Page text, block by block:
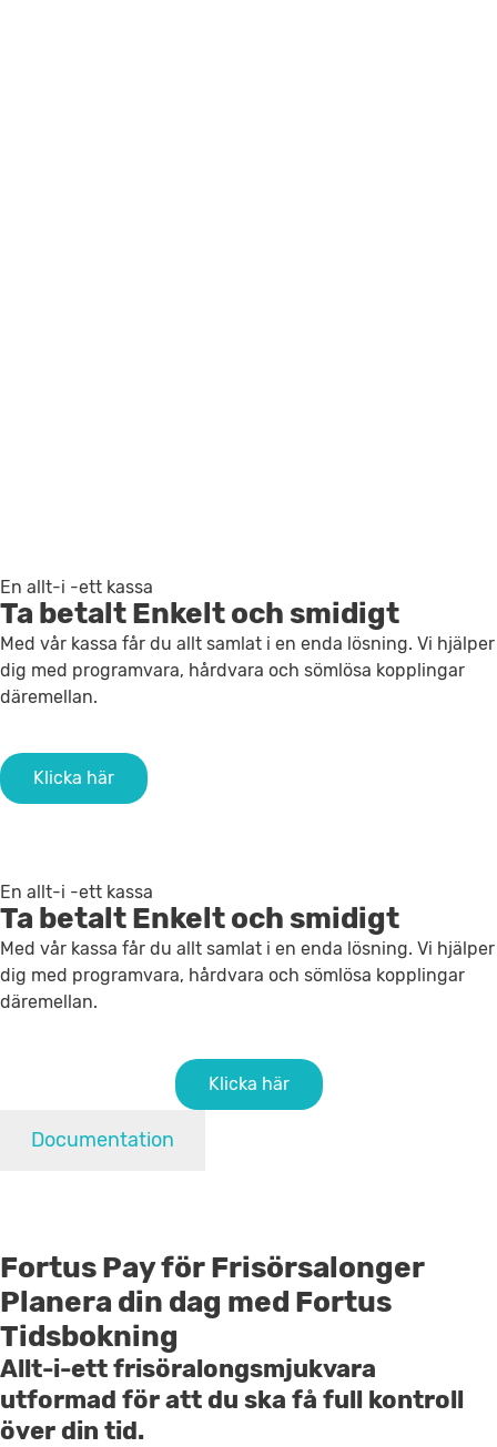
En allt-i -ett kassa
Ta betaltEnkelt och smidigt
Med vår kassa får du allt samlat i en enda lösning. Vi hjälper
dig med programvara, hårdvara och sömlösa kopplingar
däremellan.
Klicka här
En allt-i -ett kassa
Ta betaltEnkelt och smidigt
Med vår kassa får du allt samlat i en enda lösning. Vi hjälper
dig med programvara, hårdvara och sömlösa kopplingar
däremellan.
Klicka här
Documentation
Fortus Pay för Frisörsalonger
Planera din dag med Fortus
Tidsbokning
Allt-i-ett frisöralongsmjukvara
utformad för att du ska få full kontroll
över din tid.